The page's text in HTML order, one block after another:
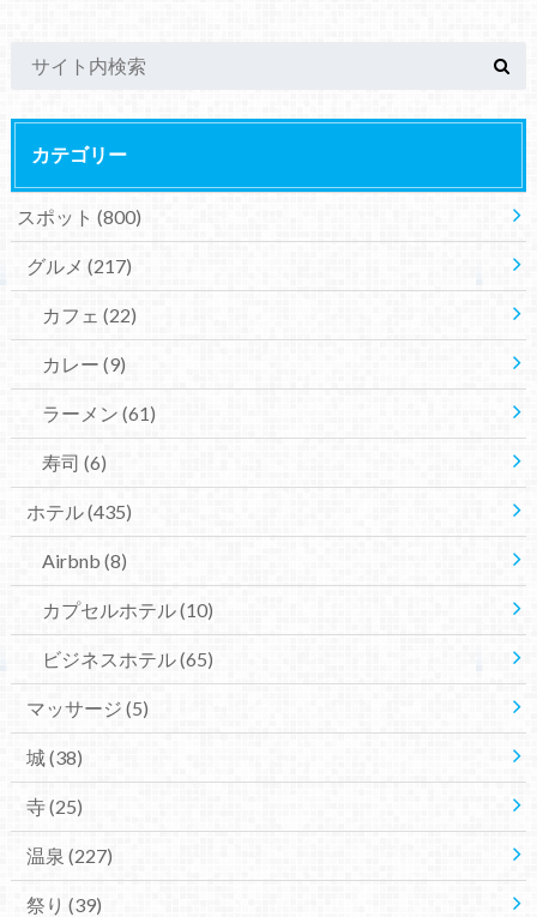
カテゴリー
スポット (800)
グルメ (217)
カフェ (22)
カレー (9)
ラーメン (61)
寿司 (6)
ホテル(435)
Airbnb(8)
カプセルホテル(10)
ビジネスホテル(65)
マッサージ (5)
城(38)
寺(25)
温泉 (227)
祭り (39)